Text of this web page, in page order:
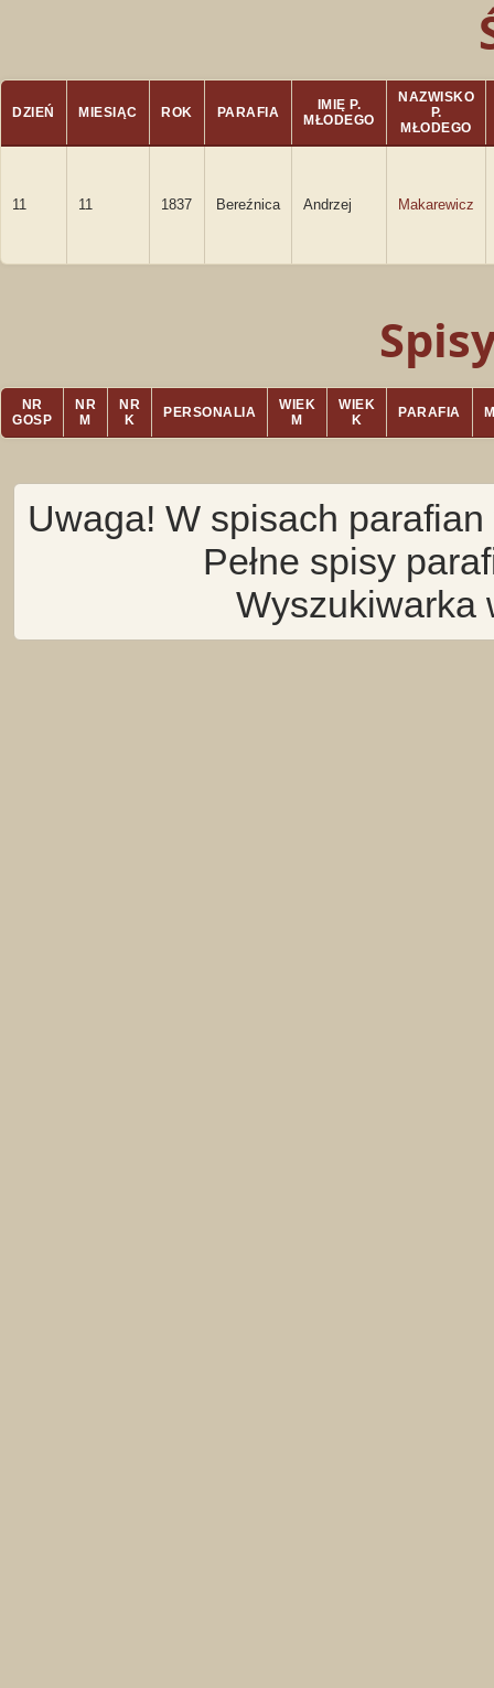
DZIEŃ MIESIĄC ROK PARAFIA
IMIĘ P.
MŁODEGO
NAZWISKO
P.
MŁODEGO
11 11 1837 Bereźnica Andrzej Makarewicz
NR
GOSP
NR
M
NR
K
PERSONALIA
WIEK
M
WIEK
K
PARAFIA
Uwaga! W spisach
Pełne spisy
Wyszukiwarka